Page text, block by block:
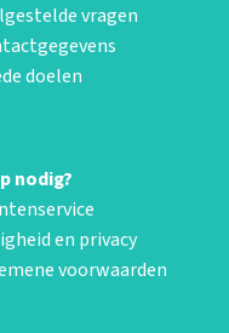
vragen
doelen
nodig?
en privacy
voorwaarden